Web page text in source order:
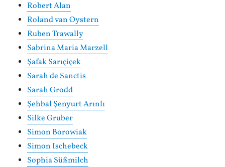
Robert Alan
Roland van Oystern
Ruben Trawally
Sabrina Maria Marzell
Şafak Sarıçiçek
Sarah de Sanctis
Sarah Grodd
Şehbal Şenyurt Arınlı
Silke Gruber
Simon Borowiak
Simon Ischebeck
Sophia Süßmilch